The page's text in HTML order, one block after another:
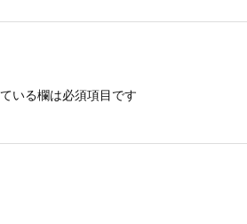
いる欄は必須項目です